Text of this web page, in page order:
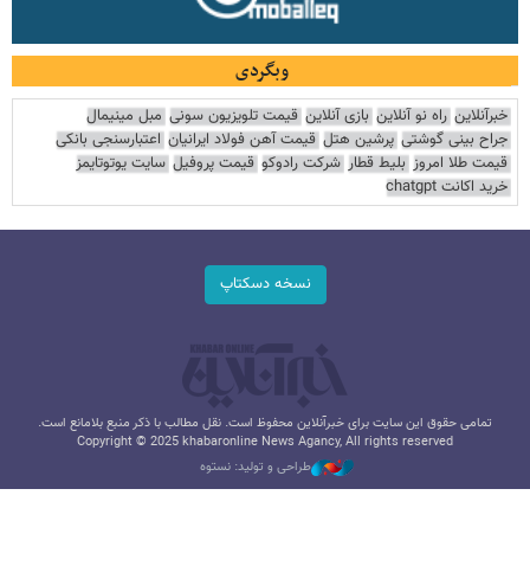
وبگردی
خبرآنلاین راه نو آنلاین بازی آنلاین قیمت تلویزیون سونی مبل مینیمال
جراح بینی گوشتی پرشین هتل قیمت آهن فولاد ایرانیان اعتبارسنجی بانکی
قیمت طلا امروز بلیط قطار شرکت رادوکو قیمت پروفیل سایت یوتوتایمز
خرید اکانت chatgpt
نسخه دسکتاپ
تمامی حقوق این سایت برای خبرآنلاین محفوظ است. نقل مطالب با ذکر منبع بلامانع است.
Copyright © 2025 khabaronline News Agancy, All rights reserved
طراحی و تولید: نستوه